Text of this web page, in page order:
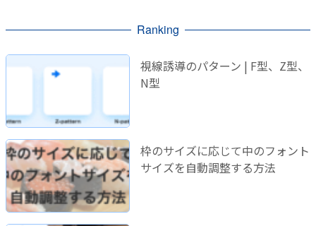
Ranking
視線誘導のパターン | F型、Z型、
N型
枠のサイズに応じて中のフォント
サイズを自動調整する方法